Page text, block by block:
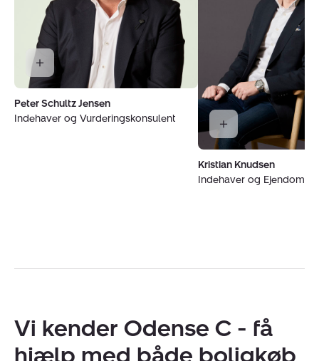
Peter Schultz Jensen
Indehaver og Vurderingskonsulent
Kristian Knudsen
Indehaver og
Vi kender Odense C - få
hjælp med både boligkøb